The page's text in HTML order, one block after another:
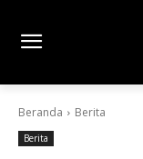
Beranda Berita
Berita